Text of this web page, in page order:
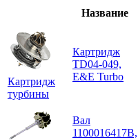
Название
Картридж
турбины
Картридж
TD04-049,
E&E Turbo
Вал
1100016417B,